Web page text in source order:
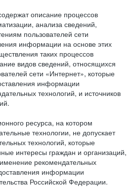
описание процессов
анализа сведений,
пользователей сети
информации на основе этих
таких процессов
видов сведений, относящихся
сети «Интернет», которые
информации
технологий, и источников
ресурса, на котором
технологии, не допускает
технологий, которые
интересы граждан и организаций,
рекомендательных
информации
Российской Федерации.